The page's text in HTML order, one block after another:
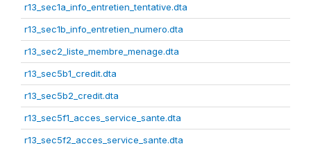
r13_sec1a_info_entretien_tentative.dta
r13_sec1b_info_entretien_numero.dta
r13_sec2_liste_membre_menage.dta
r13_sec5b1_credit.dta
r13_sec5b2_credit.dta
r13_sec5f1_acces_service_sante.dta
r13_sec5f2_acces_service_sante.dta